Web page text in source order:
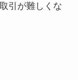
引が難しくな